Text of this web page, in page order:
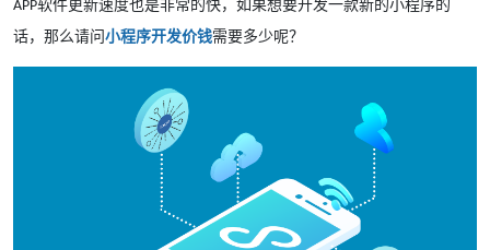
APP软件更新速度也是非常的快，如果想要开发一款新的小程序的
话，那么请问 小程序开发价钱需要多少呢？